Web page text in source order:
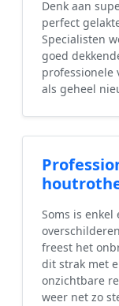
Denk aan
perfect
Specialisten
goed
professionele
als geheel
Soms is enkel
freest het
dit strak met
onzichtbare
weer net zo